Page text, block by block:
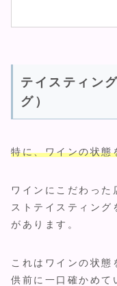
テイスティン
グ）
特に、ワインの状態
ワインにこだわった
ストテイスティング
があります。
これはワインの状態
供前に一口確かめて